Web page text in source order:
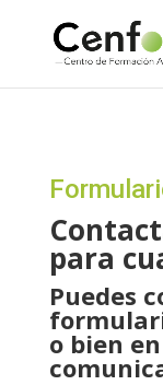
para
Puedes
o bien